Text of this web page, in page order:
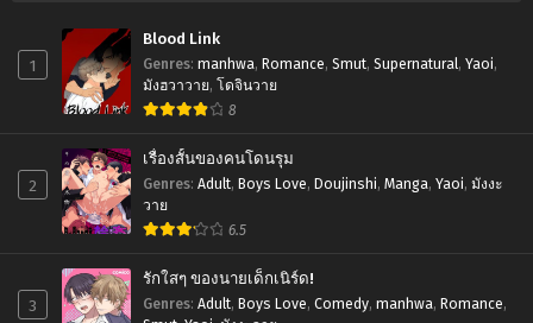
Chapter 16 (SS2)
กันยายน 20, 2023
Chapter 14 (SS2)
Chapter 12 (SS2)
กันยายน 20, 2023
Chapter 11 (SS2)
กันยายน 20, 2023 กันยายน 20, 2023
1
Blood Link
Genres: manhwa, Romance, Smut, Supernatural, Yaoi,
มังฮวาวาย, โดจินวาย
8
2
เรื่องสั้นของคนโดนรุม
Genres: Adult, Boys Love, Doujinshi, Manga, Yaoi, มังงะ
วาย
6.5
3
รักใสๆ ของนายเด็กเนิร์ด!
Genres: Adult, Boys Love, Comedy, manhwa, Romance,